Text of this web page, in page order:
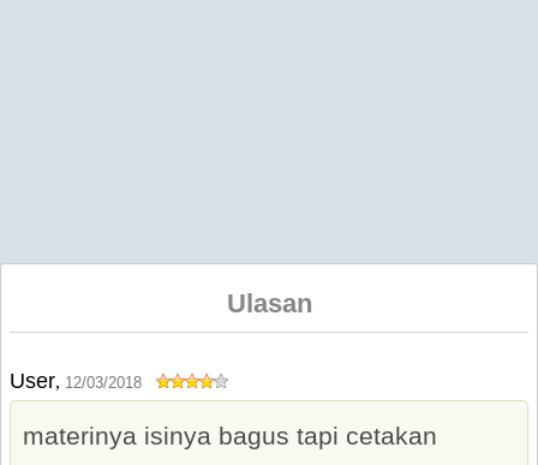
Ulasan
User, 12/03/2018
materinya isinya bagus tapi cetakan